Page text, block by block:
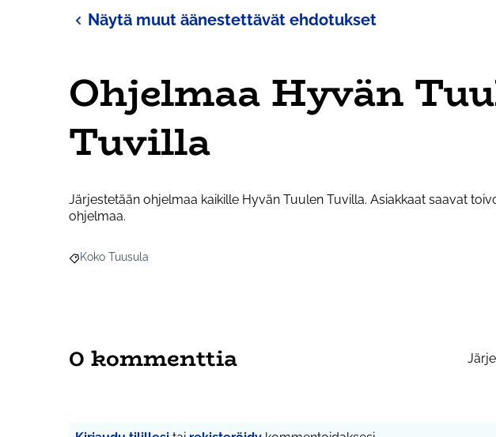
Näytä muut äänestettävät ehdotukset
Ohjelmaa Hyvän
Tuvilla
Järjestetään ohjelmaa kaikille Hyvän Tuulen Tuvilla. Asiakkaat saavat
ohjelmaa.
Rajaa tulokset aihepiirin mukaan: Koko Tuusula
Koko Tuusula
0 kommenttia